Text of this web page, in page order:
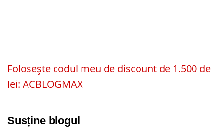
Folosește codul meu de discount de 1.500 de
lei: ACBLOGMAX
Susține blogul